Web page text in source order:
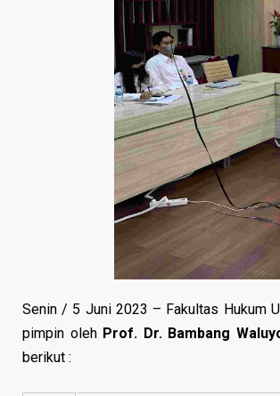
Senin / 5 Juni 2023 – Fakultas Hukum
pimpin oleh Prof. Dr. Bambang
berikut :